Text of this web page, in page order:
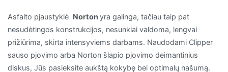
Asfalto pjaustyklė Norton yra galinga, tačiau taip pat
nesudėtingos konstrukcijos, nesunkiai valdoma, lengvai
prižiūrima, skirta intensyviems darbams. Naudodami Clipper
sauso pjovimo arba Norton šlapio pjovimo deimantinius
diskus, Jūs pasieksite aukštą kokybę bei optimalų našumą.